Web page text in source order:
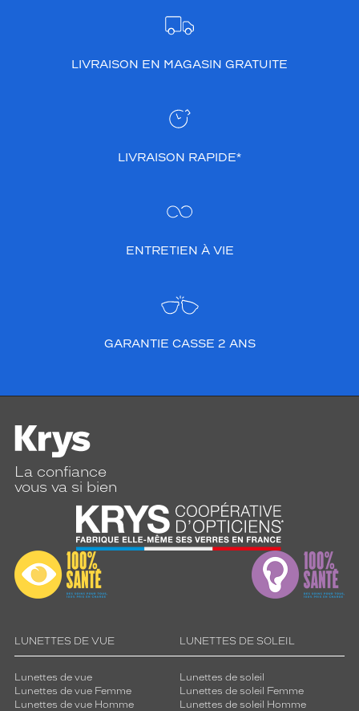
LIVRAISON EN MAGASIN GRATUITE
LIVRAISON RAPIDE*
ENTRETIEN À VIE
GARANTIE CASSE 2 ANS
La confiance
vous va si bien
LUNETTES DE VUE
Lunettes de vue
Lunettes de vue Femme
Lunettes de vue Homme
LUNETTES DE SOLEIL
Lunettes de soleil
Lunettes de soleil Femme
Lunettes de soleil Homme